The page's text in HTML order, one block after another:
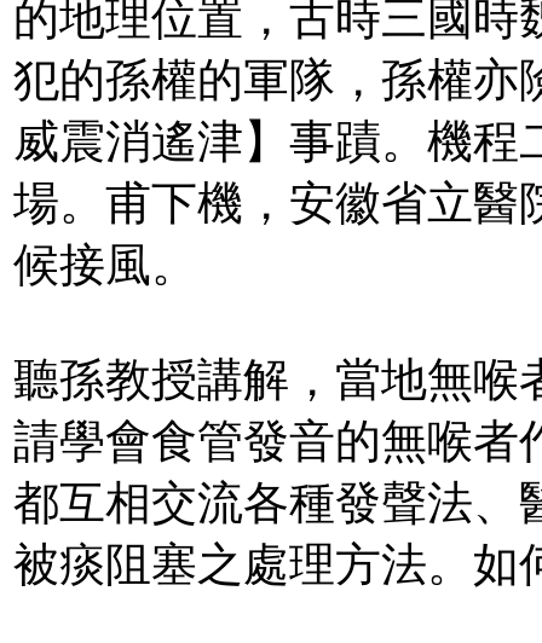
的地理位置，古時三國時
犯的孫權的軍隊，孫權亦
威震消遙津】事蹟。機
場。甫下機，安徽省立醫
候接風。
聽孫教授講解，當地無喉
請學會食管發音的無喉者
都互相交流各種發聲法、
被痰阻塞之處理方法。